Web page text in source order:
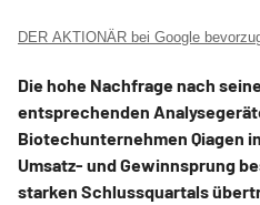
DER AKTIONÄR bei Google
Die hohe Nachfrage nach
entsprechenden
Biotechunternehmen Qiagen
Umsatz- und Gewinnsprung
starken Schlussquartals